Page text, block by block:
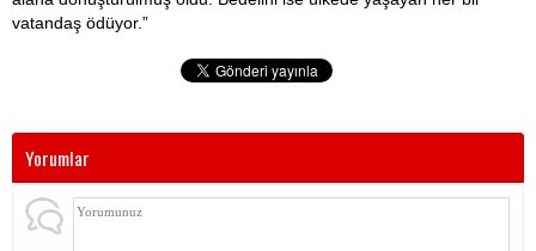
vatandaş ödüyor.”
Yorumlar